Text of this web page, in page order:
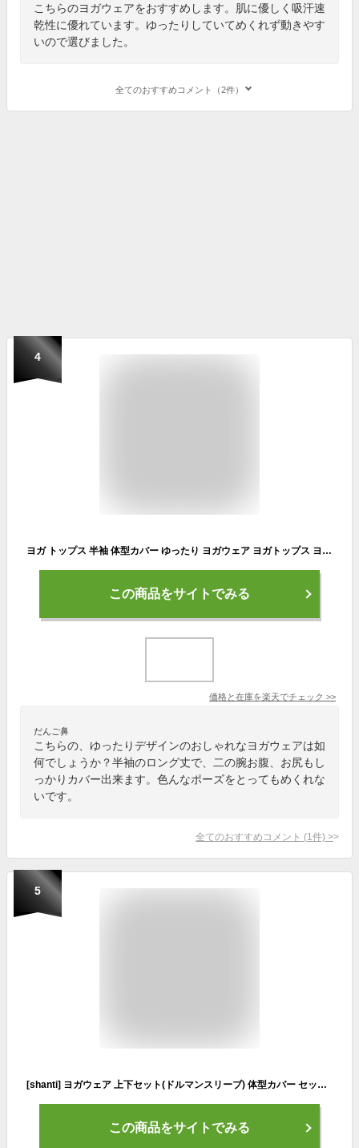
こちらのヨガウェアをおすすめします。肌に優しく吸汗速
乾性に優れています。ゆったりしていてめくれず動きやす
いので選びました。
全てのおすすめコメント（2件）
4
ヨガ トップス 半袖 体型カバー ゆったり ヨガウェア ヨガトップス ヨガシャツ ロング丈 ピラティス ドルマンスリーブ レディース ピラティスウェア めくれない 大きいサイズ プラスサイズ ppi-ssd025 VEROMAN FIT
この商品をサイトでみる
価格と在庫を楽天でチェック >>
だんご鼻
こちらの、ゆったりデザインのおしゃれなヨガウェアは如
何でしょうか？半袖のロング丈で、二の腕お腹、お尻もし
っかりカバー出来ます。色んなポーズをとってもめくれな
いです。
全てのおすすめコメント (1 件) >
5
[shanti] ヨガウェア 上下セット(ドルマンスリーブ) 体型カバー セットアップ スポーツウェア レディース トップス ボトム チュニック 杢パンツ おうちヨガ フィットネスウェア 半袖 ピラティス (モーヴ×ロングチャコール, M)
この商品をサイトでみる